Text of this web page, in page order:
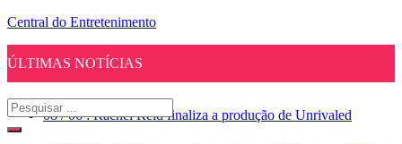
Central do Entretenimento
ÚLTIMAS NOTÍCIAS
08 / 06 : Rachel Reid finaliza a produção de Unrivaled